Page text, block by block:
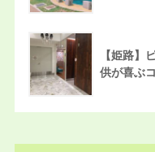
【姫路】
供が喜ぶ